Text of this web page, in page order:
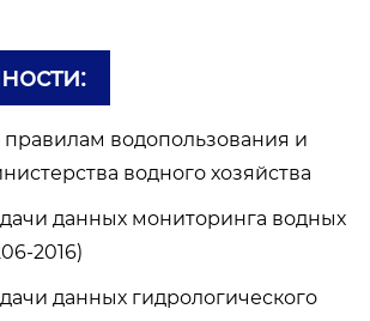
правилам водопользования и
водного хозяйства
данных мониторинга водных
2016)
данных гидрологического